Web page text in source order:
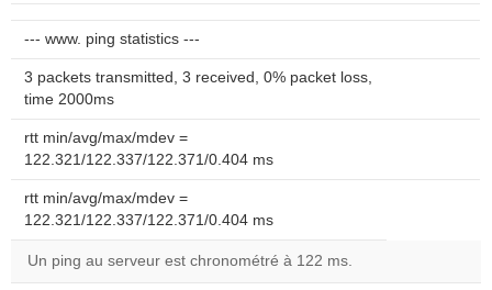
--- www. ping statistics ---
3 packets transmitted, 3 received, 0% packet loss,
time 2000ms
rtt min/avg/max/mdev =
122.321/122.337/122.371/0.404 ms
rtt min/avg/max/mdev =
122.321/122.337/122.371/0.404 ms
Un ping au serveur est chronométré à 122 ms.